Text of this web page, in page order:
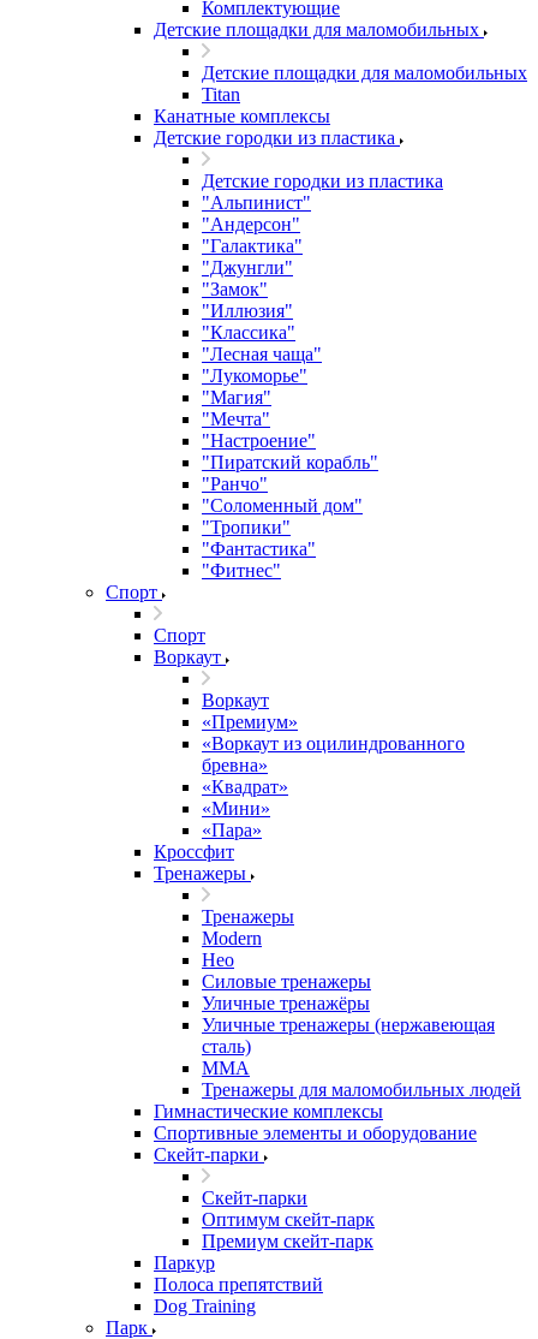
Комплектующие
Детские площадки для маломобильных
Детские площадки для маломобильных
Titan
Канатные комплексы
Детские городки из пластика
Детские городки из пластика
"Альпинист"
"Андерсон"
"Галактика"
"Джунгли"
"Замок"
"Иллюзия"
"Классика"
"Лесная чаща"
"Лукоморье"
"Магия"
"Мечта"
"Настроение"
"Пиратский корабль"
"Ранчо"
"Соломенный дом"
"Тропики"
"Фантастика"
"Фитнес"
Спорт
Спорт
Воркаут
Воркаут
«Премиум»
«Воркаут из оцилиндрованного
бревна»
«Квадрат»
«Мини»
«Пара»
Кроссфит
Тренажеры
Тренажеры
Modern
Нео
Силовые тренажеры
Уличные тренажёры
Уличные тренажеры (нержавеющая
сталь)
ММА
Тренажеры для маломобильных людей
Гимнастические комплексы
Спортивные элементы и оборудование
Скейт-парки
Скейт-парки
Оптимум скейт-парк
Премиум скейт-парк
Паркур
Полоса препятствий
Dog Training
Парк